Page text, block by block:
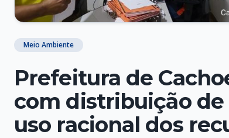
Meio Ambiente
Prefeitura de
com distribuição
uso racional dos